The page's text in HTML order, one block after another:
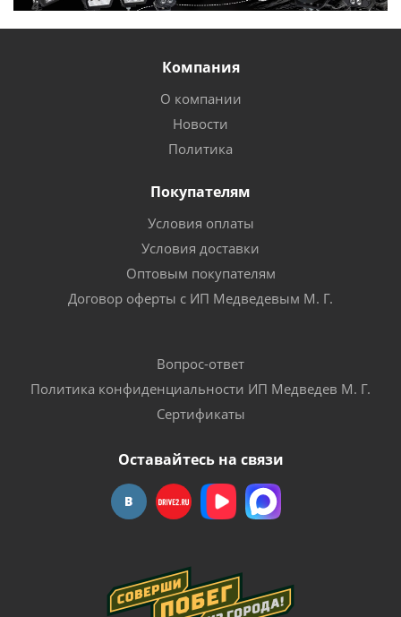
Компания
О компании
Новости
Политика
Покупателям
Условия оплаты
Условия доставки
Оптовым покупателям
Договор оферты с ИП Медведевым М. Г.
Вопрос-ответ
Политика конфиденциальности ИП Медведев М. Г.
Сертификаты
Оставайтесь на связи